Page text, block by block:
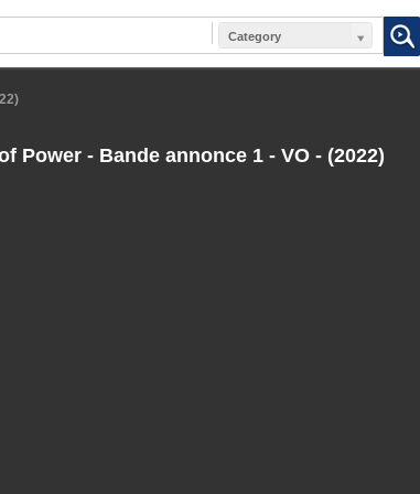
Category
Power - Bande annonce 1 - VO - (2022)